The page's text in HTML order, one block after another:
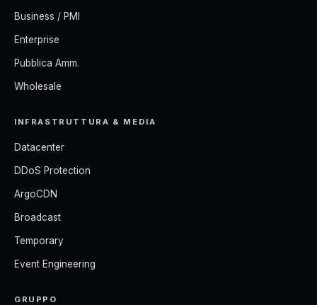
Business / PMI
Enterprise
Pubblica Amm.
Wholesale
INFRASTRUTTURA & MEDIA
Datacenter
DDoS Protection
ArgoCDN
Broadcast
Temporary
Event Engineering
GRUPPO